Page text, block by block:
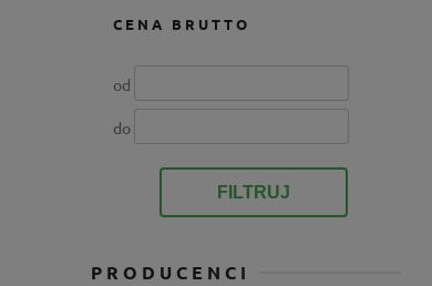
CENA BRUTTO
od
do
FILTRUJ
PRODUCENCI